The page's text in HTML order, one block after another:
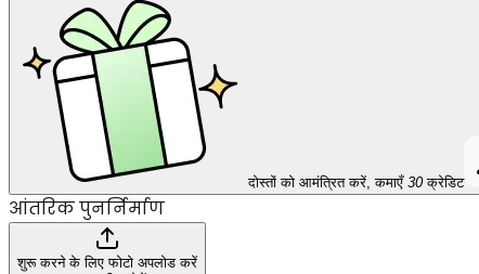
दोस्तों को आमंत्रित करें, कमाएँ 30 क्रेडिट
आंतरिक पुनर्निर्माण
शुरू करने के लिए फोटो अपलोड करें